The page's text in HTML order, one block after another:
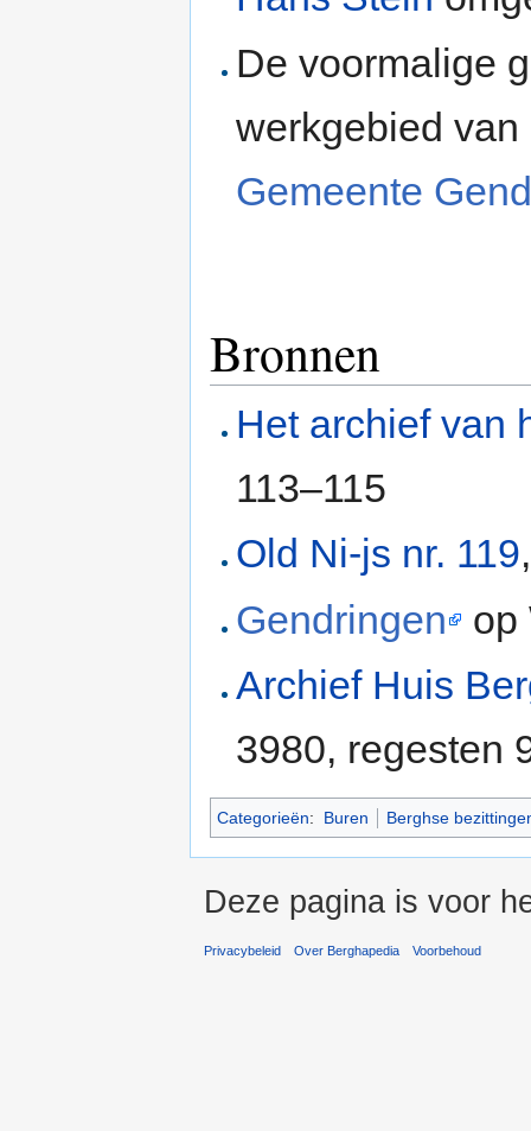
De voormalige
werkgebied
Gemeente
Bronnen
Het archief van
113–115
Old Ni-js nr. 119
Gendringen
op
Archief Huis
3980, regesten
Categorieën: Buren Berghse
Deze pagina is voor
Privacybeleid Over Berghapedia Voorbehoud